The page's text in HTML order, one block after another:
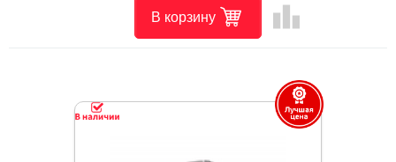
В корзину leaderboard